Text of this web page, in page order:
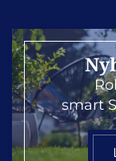
KONTAKT
Telefon:
98 42 18 88
Mail:
info@at-
smart